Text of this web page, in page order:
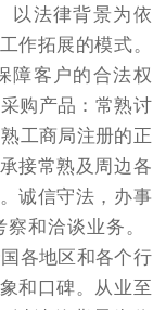
以法律背景为依
作拓展的模式。
障客户的合法权
购产品：常熟讨
工商局注册的正
接常熟及周边各
诚信守法，办事
和洽谈业务。
各地区和各个行
和口碑。从业至